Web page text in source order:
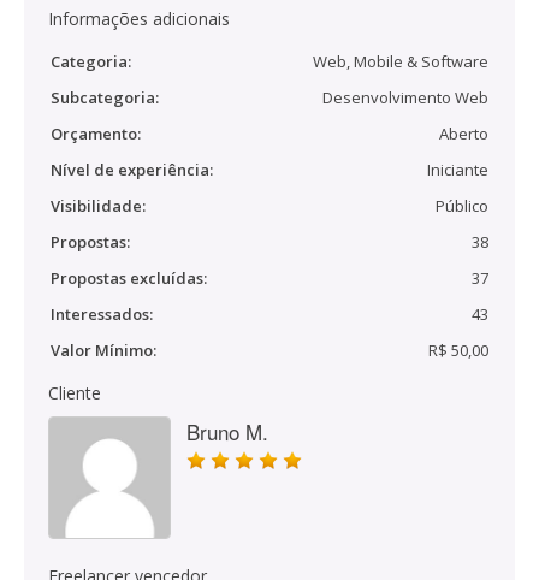
Informações adicionais
Categoria:
Web, Mobile & Software
Subcategoria:
Desenvolvimento Web
Orçamento:
Aberto
Nível de experiência:
Iniciante
Visibilidade:
Público
Propostas:
38
Propostas excluídas:
37
Interessados:
43
Valor Mínimo:
R$ 50,00
Cliente
Bruno M.